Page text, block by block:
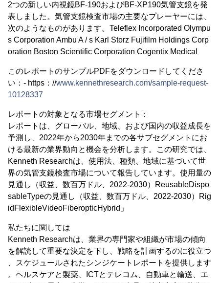
2つの新しい内視鏡BF-190およびBF-XP190気管支鏡を発
表しました。気管支鏡検査市場の主要なプレーヤーには、
次のようなものがあります。Teleflex Incorporated Olympu
s Corporation Ambu A / s Karl Storz Fujifilm Holdings Corp
oration Boston Scientific Corporation Cogentix Medical
このレポートのサンプルPDFをダウンロードしてくださ
い：- https：//www.kennethresearch.com/sample-request-
10128337
レポートの対象となる市場セグメント：
レポートは、グローバル、地域、および国内の収益成長を
予測し、2022年から2030年までの各サブセグメントにお
ける最新の業界動向と機会を分析します。この研究では、
Kenneth Researchは、使用法、種類、地域に基づいて世
界の気管支鏡検査市場について報告しています。使用量の
見通し（収益、数百万ドル、2022-2030）ReusableDispo
sableTypeの見通し（収益、数百万ドル、2022-2030）Rig
idFlexibleVideoFiberopticHybrid」
私たちに関しては
Kenneth Researchは、業界の専門家や組織が市場の傾向
を解読して重要な決定を下し、戦略を計画するのに役立つ
、スケジュールされたシンジケートレポートを提供します
。ヘルスケアと製薬、ICTとテレコム、自動車と輸送、エ